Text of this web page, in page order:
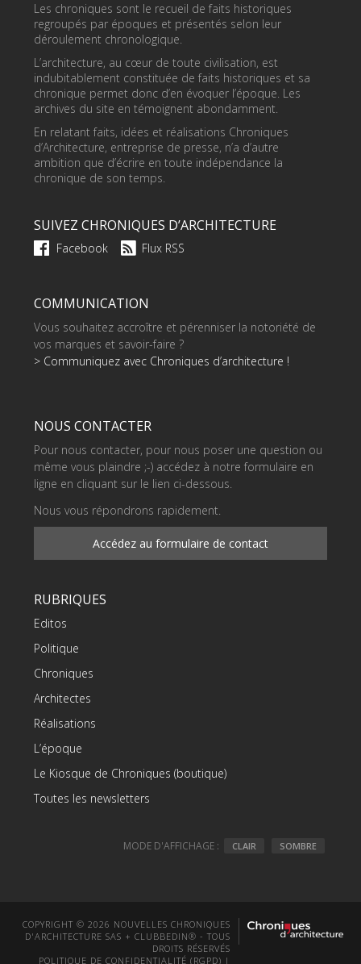
Les chroniques sont le recueil de faits historiques
regroupés par époques et présentés selon leur
déroulement chronologique.
L’architecture, au cœur de toute civilisation, est
indubitablement constituée de faits historiques et sa
chronique permet donc d’en évoquer l’époque. Les
archives du site en témoignent abondamment.
En relatant faits, idées et réalisations Chroniques
d’Architecture, entreprise de presse, n’a d’autre
ambition que d’écrire en toute indépendance la
chronique de son temps.
SUIVEZ CHRONIQUES D’ARCHITECTURE
Facebook Flux RSS
COMMUNICATION
Vous souhaitez accroître et pérenniser la notoriété de
vos marques et savoir-faire ?
> Communiquez avec Chroniques d’architecture !
NOUS CONTACTER
Pour nous contacter, pour nous poser une question ou
même vous plaindre ;-) accédez à notre formulaire en
ligne en cliquant sur le lien ci-dessous.
Nous vous répondrons rapidement.
Accédez au formulaire de contact
RUBRIQUES
Editos
Politique
Chroniques
Architectes
Réalisations
L’époque
Le Kiosque de Chroniques (boutique)
Toutes les newsletters
MODE D'AFFICHAGE : CLAIR SOMBRE
COPYRIGHT © 2026 NOUVELLES CHRONIQUES
D'ARCHITECTURE SAS + CLUBBEDIN® - TOUS
DROITS RÉSERVÉS
POLITIQUE DE CONFIDENTIALITÉ (RGPD) |